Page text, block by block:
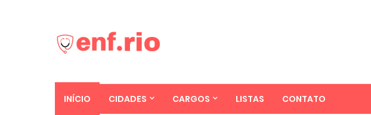
INÍCIO CIDADES CARGOS LISTAS CONTATO